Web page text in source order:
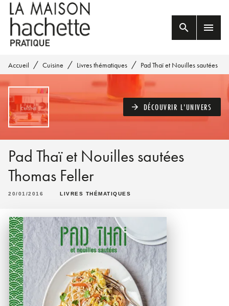
MENU RECHERCHE
PIED DE PAGE
search menu
Accueil / Cuisine / Livres thématiques / Pad Thaï et Nouilles sautées
arrow_forward DÉCOUVRIR L'UNIVERS
Pad Thaï et Nouilles sautées
Thomas Feller
20/01/2016 LIVRES THÉMATIQUES